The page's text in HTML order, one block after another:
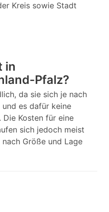
Kreis sowie Stadt
in
Pfalz?
da sie sich je nach
es dafür keine
Kosten für eine
sich jedoch meist
Größe und Lage